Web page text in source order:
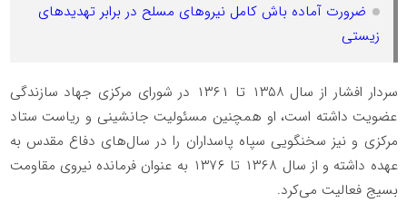
ضرورت آماده باش کامل نیروهای مسلح در برابر تهدید‌های
زیستی
سردار افشار از سال ۱۳۵۸ تا ۱۳۶۱ در شورای مرکزی جهاد سازندگی
عضویت داشته است، او همچنین مسئولیت جانشینی و ریاست ستاد
مرکزی و نیز سخنگویی سپاه پاسداران را در سال‌های دفاع مقدس به
عهده داشته و از سال ۱۳۶۸ تا ۱۳۷۶ به عنوان فرمانده نیروی مقاومت
بسیج فعالیت می‌کرد.